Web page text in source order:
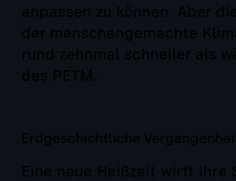
anpassen zu können. Aber
der menschengemachte
rund zehnmal schneller als
des PETM.
Erdgeschichtliche
Eine neue Heißzeit wirft ihre